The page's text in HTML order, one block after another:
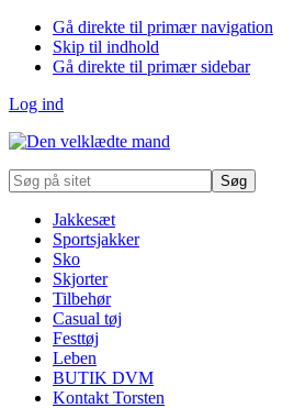
Gå direkte til primær navigation
Skip til indhold
Gå direkte til primær sidebar
Log ind
Søg
på
Jakkesæt
Sportsjakker
Sko
Skjorter
Tilbehør
Casual tøj
Festtøj
Leben
BUTIK DVM
Kontakt Torsten